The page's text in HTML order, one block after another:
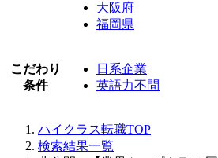
大阪府
福岡県
こだわり
条件
日系企業
英語力不問
ハイクラス転職TOP
検索結果一覧